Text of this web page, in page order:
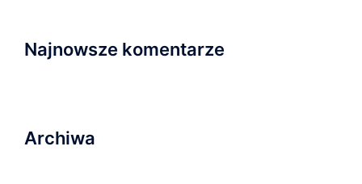
Najnowsze komentarze
Archiwa